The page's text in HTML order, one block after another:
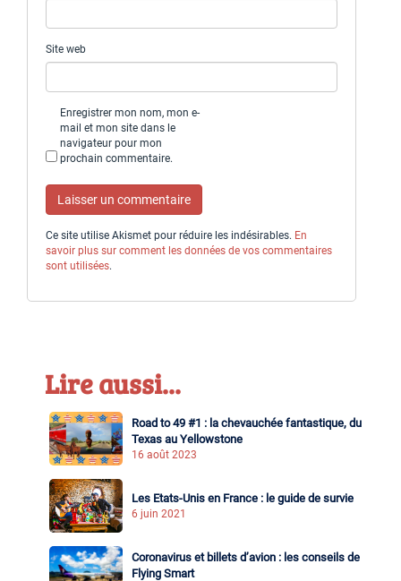
Site web
Enregistrer mon nom, mon e-
mail et mon site dans le
navigateur pour mon
prochain commentaire.
Ce site utilise Akismet pour réduire les indésirables. En
savoir plus sur comment les données de vos commentaires
sont utilisées.
Lire aussi...
Road to 49 #1 : la chevauchée fantastique, du
Texas au Yellowstone
16 août 2023
Les Etats-Unis en France : le guide de survie
6 juin 2021
Coronavirus et billets d’avion : les conseils de
Flying Smart